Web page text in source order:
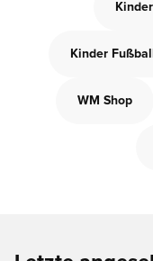
Kinder
WM Shop